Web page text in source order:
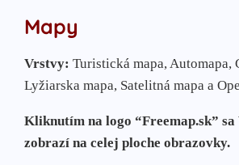
Mapy
Vrstvy: Turistická mapa, Automapa,
Lyžiarska mapa, Satelitná mapa a
Kliknutím na logo “Freemap.sk” sa
zobrazí na celej ploche obrazovky.